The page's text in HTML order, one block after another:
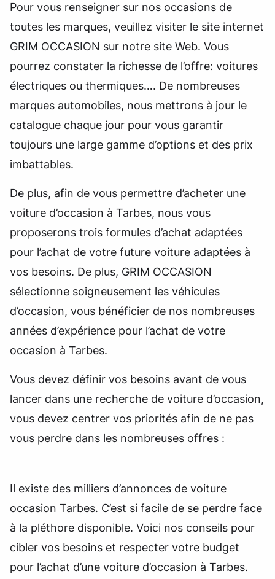
Pour vous renseigner sur nos occasions de
toutes les marques, veuillez visiter le site internet
GRIM OCCASION sur notre site Web. Vous
pourrez constater la richesse de l’offre: voitures
électriques ou thermiques…. De nombreuses
marques automobiles, nous mettrons à jour le
catalogue chaque jour pour vous garantir
toujours une large gamme d’options et des prix
imbattables.
De plus, afin de vous permettre d’acheter une
voiture d’occasion à Tarbes, nous vous
proposerons trois formules d’achat adaptées
pour l’achat de votre future voiture adaptées à
vos besoins. De plus, GRIM OCCASION
sélectionne soigneusement les véhicules
d’occasion, vous bénéficier de nos nombreuses
années d’expérience pour l’achat de votre
occasion à Tarbes.
Vous devez définir vos besoins avant de vous
lancer dans une recherche de voiture d’occasion,
vous devez centrer vos priorités afin de ne pas
vous perdre dans les nombreuses offres :
Il existe des milliers d’annonces de voiture
occasion Tarbes. C’est si facile de se perdre face
à la pléthore disponible. Voici nos conseils pour
cibler vos besoins et respecter votre budget
pour l’achat d’une voiture d’occasion à Tarbes.